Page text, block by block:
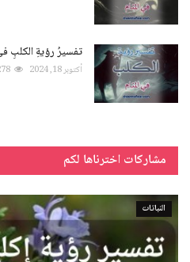
تفسيرُ رؤيةِ الكلبِ
أكتوبر 18, 2024
مشاركات اخترناها لكم
النباتات